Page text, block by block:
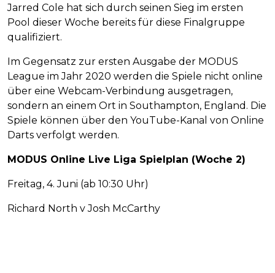
Jarred Cole hat sich durch seinen Sieg im ersten
Pool dieser Woche bereits für diese Finalgruppe
qualifiziert.
Im Gegensatz zur ersten Ausgabe der MODUS
League im Jahr 2020 werden die Spiele nicht online
über eine Webcam-Verbindung ausgetragen,
sondern an einem Ort in Southampton, England. Die
Spiele können über den YouTube-Kanal von Online
Darts verfolgt werden.
MODUS Online Live Liga Spielplan (Woche 2)
Freitag, 4. Juni (ab 10:30 Uhr)
Richard North v Josh McCarthy